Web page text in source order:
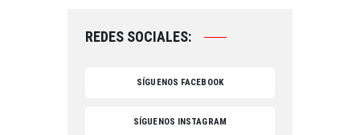
REDES SOCIALES:
SÍGUENOS FACEBOOK
SÍGUENOS INSTAGRAM